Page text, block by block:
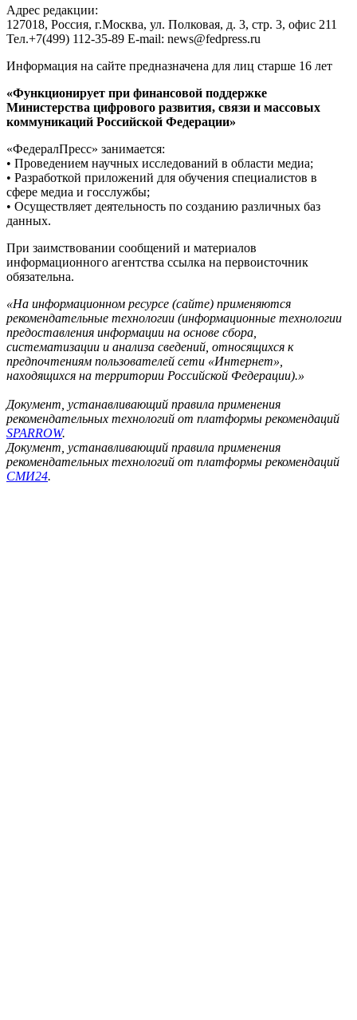
Адрес редакции:
127018, Россия, г.Москва, ул. Полковая, д. 3, стр. 3, офис 211
Тел.+7(499) 112-35-89 E-mail: news@fedpress.ru
Информация на сайте предназначена для лиц старше 16 лет
«Функционирует при финансовой поддержке
Министерства цифрового развития, связи и массовых
коммуникаций Российской Федерации»
«ФедералПресс» занимается:
• Проведением научных исследований в области медиа;
• Разработкой приложений для обучения специалистов в
сфере медиа и госслужбы;
• Осуществляет деятельность по созданию различных баз
данных.
При заимствовании сообщений и материалов
информационного агентства ссылка на первоисточник
обязательна.
«На информационном ресурсе (сайте) применяются
рекомендательные технологии (информационные технологии
предоставления информации на основе сбора,
систематизации и анализа сведений, относящихся к
предпочтениям пользователей сети «Интернет»,
находящихся на территории Российской Федерации).»
Документ, устанавливающий правила применения
рекомендательных технологий от платформы рекомендаций
SPARROW.
Документ, устанавливающий правила применения
рекомендательных технологий от платформы рекомендаций
СМИ24.